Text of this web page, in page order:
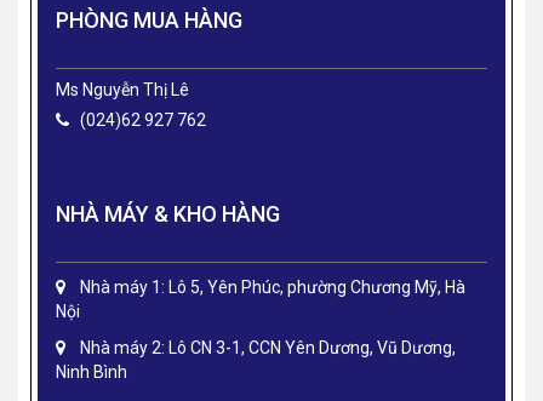
PHÒNG MUA HÀNG
Ms Nguyễn Thị Lê
(024)62 927 762
NHÀ MÁY & KHO HÀNG
Nhà máy 1: Lô 5, Yên Phúc, phường Chương Mỹ, Hà
Nội
Nhà máy 2: Lô CN 3-1, CCN Yên Dương, Vũ Dương,
Ninh Bình